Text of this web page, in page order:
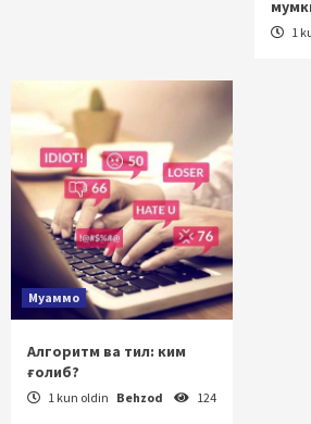
1
Муаммо
Алгоритм ва тил: ким
ғолиб?
1 kun oldin Behzod 124